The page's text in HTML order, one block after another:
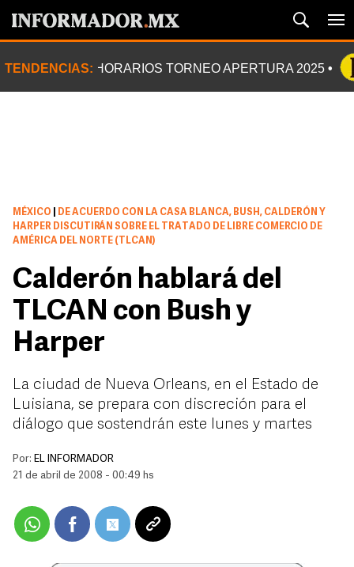
TENDENCIAS: HORARIOS TORNEO APERTURA 2025
MÉXICO
DE ACUERDO CON LA CASA BLANCA, BUSH, CALDERÓN Y
HARPER DISCUTIRÁN SOBRE EL TRATADO DE LIBRE COMERCIO DE
AMÉRICA DEL NORTE (TLCAN)
Calderón hablará del
TLCAN con Bush y
Harper
La ciudad de Nueva Orleans, en el Estado de
Luisiana, se prepara con discreción para el
diálogo que sostendrán este lunes y martes
Por: EL INFORMADOR
21 de abril de 2008 - 00:49 hs